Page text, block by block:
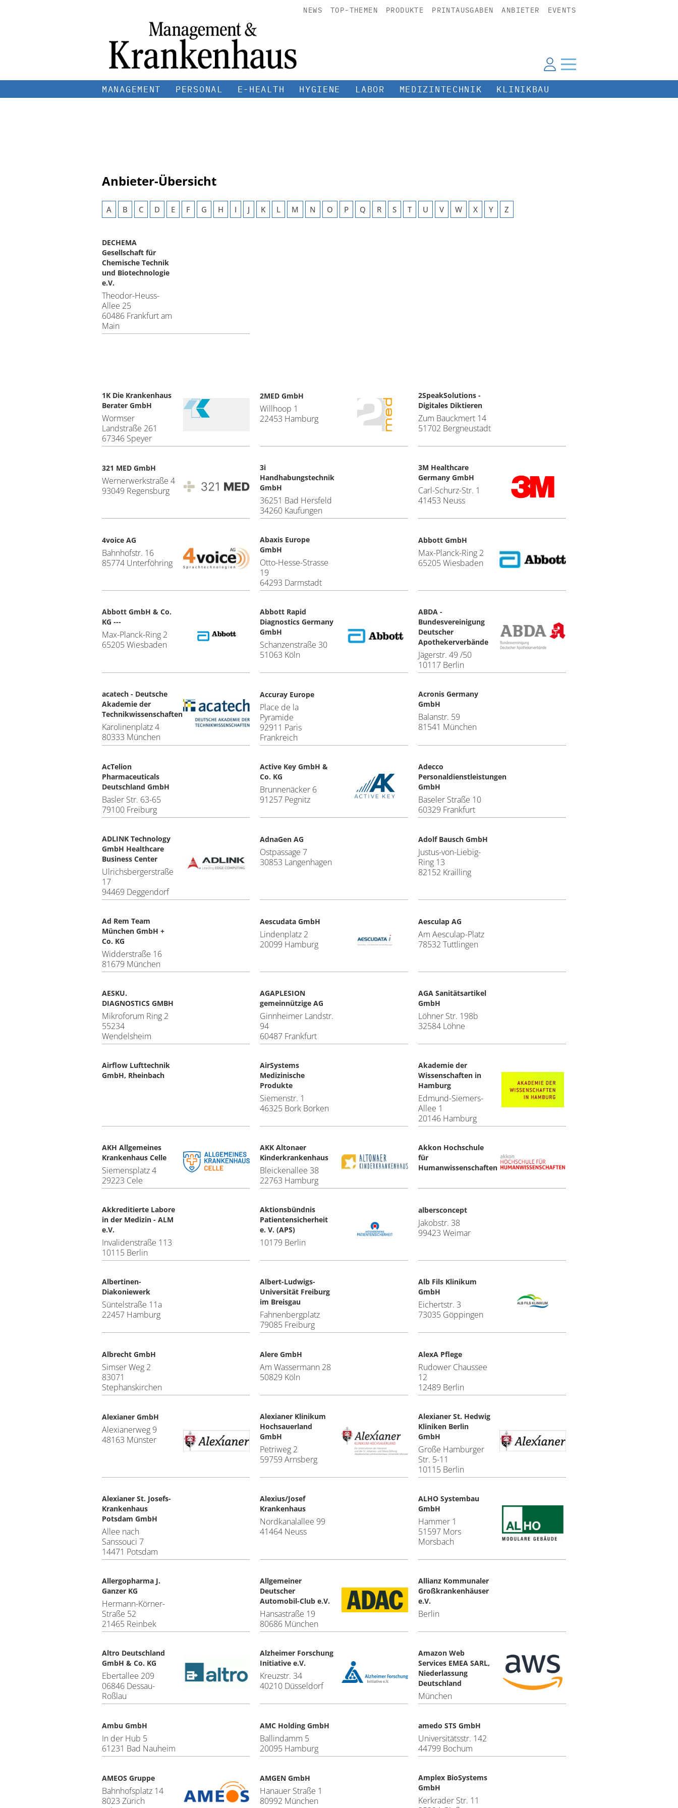
NEWS TOP-THEMEN PRODUKTE PRINTAUSGABEN ANBIETER EVENTS
MANAGEMENT PERSONAL E-HEALTH HYGIENE LABOR MEDIZINTECHNIK KLINIKBAU
Anbieter-Übersicht
A B C D E F G H I J K L M N O P Q R S T U V W X Y Z
DECHEMA
Gesellschaft für
Chemische Technik
und Biotechnologie
e.V.
Theodor-Heuss-
Allee 25
60486 Frankfurt am
Main
1K Die Krankenhaus
Berater GmbH
Wormser
Landstraße 261
67346 Speyer
2MED GmbH
Willhoop 1
22453 Hamburg
2SpeakSolutions -
Digitales Diktieren
Zum Bauckmert 14
51702 Bergneustadt
321 MED GmbH
Wernerwerkstraße 4
93049 Regensburg
3i
Handhabungstechnik
GmbH
36251 Bad Hersfeld
34260 Kaufungen
3M Healthcare
Germany GmbH
Carl-Schurz-Str. 1
41453 Neuss
4voice AG
Bahnhofstr. 16
85774 Unterföhring
Abaxis Europe
GmbH
Otto-Hesse-Strasse
19
64293 Darmstadt
Abbott GmbH
Max-Planck-Ring 2
65205 Wiesbaden
Abbott GmbH & Co.
KG ---
Max-Planck-Ring 2
65205 Wies­baden
Abbott Rapid
Diagnostics Germany
GmbH
Schanzenstraße 30
51063 Köln
ABDA -
Bundesvereinigung
Deutscher
Apothekerverbände
Jägerstr. 49 /50
10117 Berlin
acatech - Deutsche
Akademie der
Technikwissenschaften
Karolinenplatz 4
80333 München
Accuray Europe
Place de la
Pyramide
92911 Paris
Frankreich
Acronis Germany
GmbH
Balanstr. 59
81541 München
AcTelion
Pharmaceuticals
Deutschland GmbH
Basler Str. 63-65
79100 Freiburg
Active Key GmbH &
Co. KG
Brunnenäcker 6
91257 Pegnitz
Adecco
Personaldienstleistungen
GmbH
Baseler Straße 10
60329 Frankfurt
ADLINK Technology
GmbH Healthcare
Business Center
Ulrichsbergerstraße
17
94469 Deggendorf
AdnaGen AG
Ostpassage 7
30853 Langenhagen
Adolf Bausch GmbH
Justus-von-Liebig-
Ring 13
82152 Krailling
Ad Rem Team
München GmbH +
Co. KG
Widderstraße 16
81679 München
Aescudata GmbH
Lindenplatz 2
20099 Hamburg
Aesculap AG
Am Aesculap-Platz
78532 Tuttlingen
AESKU.
DIAGNOSTICS GMBH
Mikroforum Ring 2
55234
Wendelsheim
AGAPLESION
gemeinnützige AG
Ginnheimer Landstr.
94
60487 Frankfurt
AGA Sanitätsartikel
GmbH
Löhner Str. 198b
32584 Löhne
Airflow Lufttechnik
GmbH, Rheinbach
AirSystems
Medizinische
Produkte
Siemenstr. 1
46325 Bork Borken
Akademie der
Wissenschaften in
Hamburg
Edmund-Siemers-
Allee 1
20146 Hamburg
AKH Allgemeines
Krankenhaus Celle
Siemensplatz 4
29223 Cele
AKK Altonaer
Kinderkrankenhaus
Bleickenallee 38
22763 Hamburg
Akkon Hochschule
für
Humanwissenschaften
Akkreditierte Labore
in der Medizin - ALM
e.V.
Invalidenstraße 113
10115 Berlin
Aktionsbündnis
Patientensicherheit
e. V. (APS)
10179 Berlin
albersconcept
Jakobstr. 38
99423 Weimar
Albertinen-
Diakoniewerk
Süntelstraße 11a
22457 Hamburg
Albert-Ludwigs-
Universität Freiburg
im Breisgau
Fahnenbergplatz
79085 Freiburg
Alb Fils Klinikum
GmbH
Eichertstr. 3
73035 Göppingen
Albrecht GmbH
Simser Weg 2
83071
Stephanskirchen
Alere GmbH
Am Wassermann 28
50829 Köln
AlexA Pflege
Rudower Chaussee
12
12489 Berlin
Alexianer GmbH
Alexianerweg 9
48163 Münster
Alexianer Klinikum
Hochsauerland
GmbH
Petriweg 2
59759 Arnsberg
Alexianer St. Hedwig
Kliniken Berlin
GmbH
Große Hamburger
Str. 5-11
10115 Berlin
Alexianer St. Josefs-
Krankenhaus
Potsdam GmbH
Allee nach
Sanssouci 7
14471 Potsdam
Alexius/Josef
Krankenhaus
Nordkanalallee 99
41464 Neuss
ALHO Systembau
GmbH
Hammer 1
51597 Mors
Morsbach
Allergopharma J.
Ganzer KG
Hermann-Körner-
Straße 52
21465 Reinbek
Allgemeiner
Deutscher
Automobil-Club e.V.
Hansastraße 19
80686 München
Allianz Kommunaler
Großkrankenhäuser
e.V.
Berlin
Altro Deutschland
GmbH & Co. KG
Ebertallee 209
06846 Dessau-
Roßlau
Alzheimer Forschung
Initiative e.V.
Kreuzstr. 34
40210 Düsseldorf
Amazon Web
Services EMEA SARL,
Niederlassung
Deutschland
München
Ambu GmbH
In der Hub 5
61231 Bad Nauheim
AMC Holding GmbH
Ballindamm 5
20095 Hamburg
amedo STS GmbH
Universitätsstr. 142
44799 Bochum
AMEOS Gruppe
Bahnhofsplatz 14
8023 Zürich
AMGEN GmbH
Hanauer Straße 1
80992 München
Amplex BioSystems
GmbH
Kerkrader Str. 11